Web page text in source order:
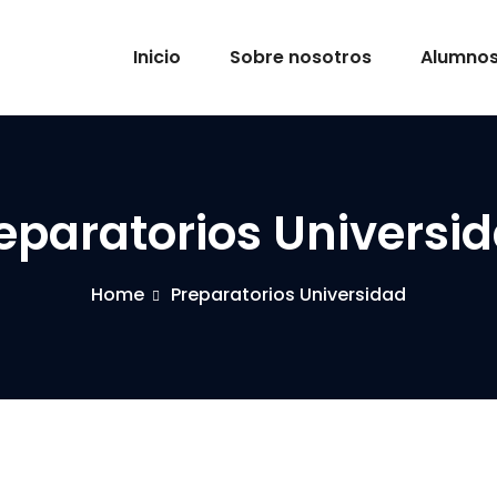
Inicio Sobre nosotros
Home Preparatorios Universidad